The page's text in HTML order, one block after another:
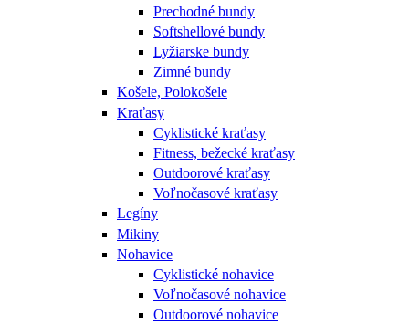
Prechodné bundy
Softshellové bundy
Lyžiarske bundy
Zimné bundy
Košele, Polokošele
Kraťasy
Cyklistické kraťasy
Fitness, bežecké kraťasy
Outdoorové kraťasy
Voľnočasové kraťasy
Legíny
Mikiny
Nohavice
Cyklistické nohavice
Voľnočasové nohavice
Outdoorové nohavice